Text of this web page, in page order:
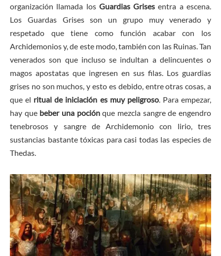
organización llamada los Guardias Grises entra a escena.
Los Guardas Grises son un grupo muy venerado y
respetado que tiene como función acabar con los
Archidemonios y, de este modo, también con las Ruinas. Tan
venerados son que incluso se indultan a delincuentes o
magos apostatas que ingresen en sus filas. Los guardias
grises no son muchos, y esto es debido, entre otras cosas, a
que el ritual de iniciación es muy peligroso. Para empezar,
hay que beber una pociónque mezcla sangre de engendro
tenebrosos y sangre de Archidemonio con lirio, tres
sustancias bastante tóxicas para casi todas las especies de
Thedas.